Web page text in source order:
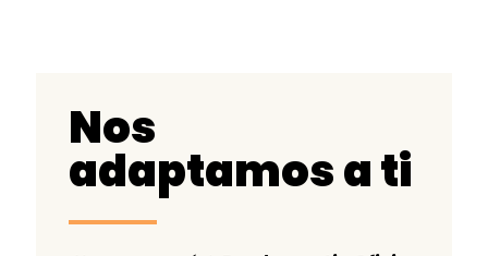
Nos
adaptamos a ti